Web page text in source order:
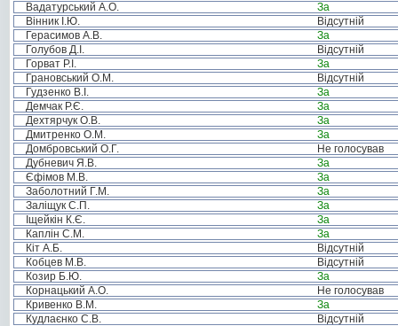
Вадатурський А.О.
За
Вінник І.Ю.
Відсутній
Герасимов А.В.
За
Голубов Д.І.
Відсутній
Горват Р.І.
За
Грановський О.М.
Відсутній
Гудзенко В.І.
За
Демчак Р.Є.
За
Дехтярчук О.В.
За
Дмитренко О.М.
За
Домбровський О.Г.
Не голосував
Дубневич Я.В.
За
Єфімов М.В.
За
Заболотний Г.М.
За
Заліщук С.П.
За
Іщейкін К.Є.
За
Каплін С.М.
За
Кіт А.Б.
Відсутній
Кобцев М.В.
Відсутній
Козир Б.Ю.
За
Корнацький А.О.
Не голосував
Кривенко В.М.
За
Кудлаєнко С.В.
Відсутній